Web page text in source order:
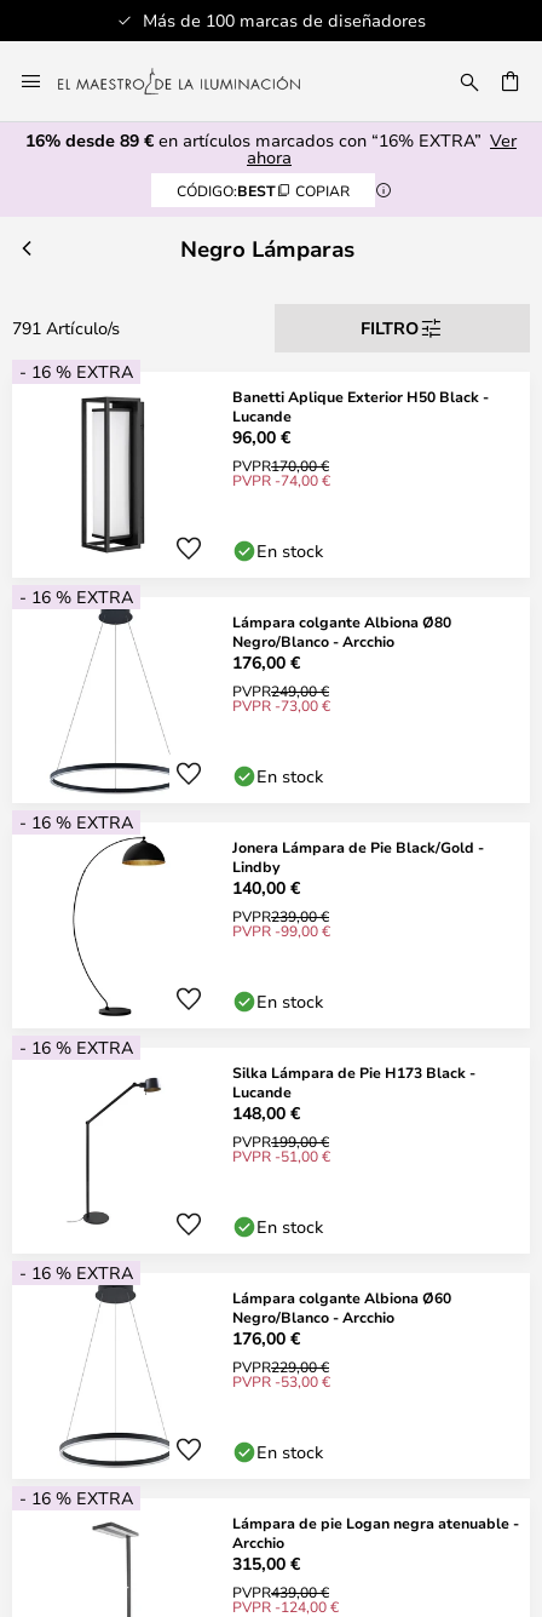
Servicio al cliente profesional
al
contenido
16% desde 89 € en artículos marcados con “16% EXTRA” Ver
ahora
CÓDIGO:BEST COPIAR
Negro Lámparas
791 Artículo/s
FILTRO
- 16 % EXTRA
Banetti Aplique Exterior H50 Black -
Lucande
96,00 €
PVPR170,00 €
PVPR -74,00 €
En stock
- 16 % EXTRA
Lámpara colgante Albiona Ø80
Negro/Blanco - Arcchio
176,00 €
PVPR249,00 €
PVPR -73,00 €
En stock
- 16 % EXTRA
Jonera Lámpara de Pie Black/Gold -
Lindby
140,00 €
PVPR239,00 €
PVPR -99,00 €
En stock
- 16 % EXTRA
Silka Lámpara de Pie H173 Black -
Lucande
148,00 €
PVPR199,00 €
PVPR -51,00 €
En stock
- 16 % EXTRA
Lámpara colgante Albiona Ø60
Negro/Blanco - Arcchio
176,00 €
PVPR229,00 €
PVPR -53,00 €
En stock
- 16 % EXTRA
Lámpara de pie Logan negra atenuable -
Arcchio
315,00 €
PVPR439,00 €
PVPR -124,00 €